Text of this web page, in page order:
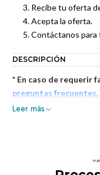
Recibe tu oferta
Acepta la oferta.
Contáctanos para
DESCRIPCIÓN
* En caso de requerir
preguntas frecuentes.
Leer más